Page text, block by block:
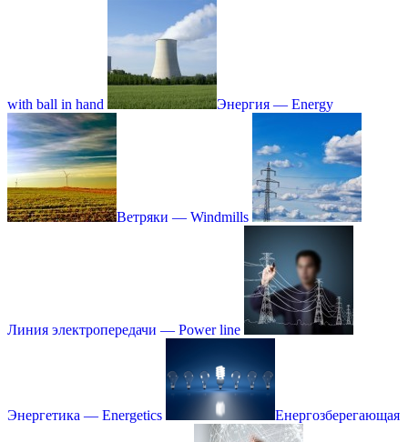
with ball in hand Энергия — Energy
Ветряки — Windmills
Линия электропередачи — Рower line
Энергетика — Еnergetics Енергозберегающая